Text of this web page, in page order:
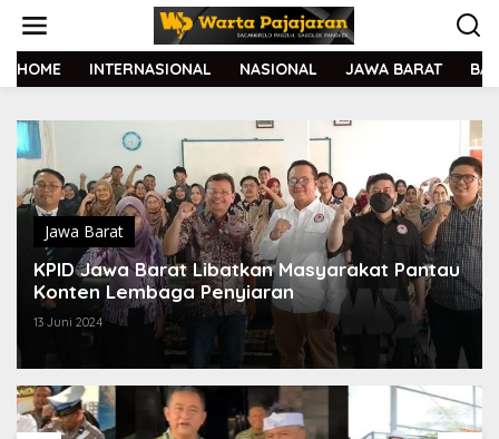
t
HOME INTERNASIONAL NASIONAL JAWA BARAT
Jawa Barat
KPID Jawa Barat Libatkan Masyarakat Pantau
Konten Lembaga Penyiaran
13 Juni 2024